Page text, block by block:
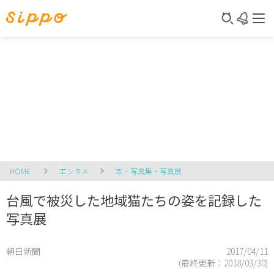
HOME エンタメ 本・写真集・写真展
台風で被災した地域猫たちの姿を記録した
写真展
朝日新聞
2017/04/11
(最終更新： 2018/03/30)